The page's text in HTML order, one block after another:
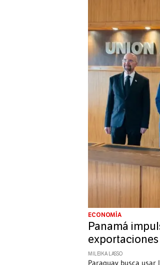
ECONOMÍA
Panamá
exportaciones
MILEIKA LASSO
Paraguay busca